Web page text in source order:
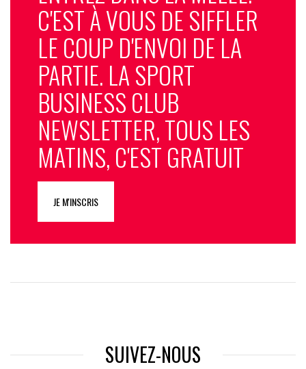
C'EST À VOUS DE SIFFLER
LE COUP D'ENVOI DE LA
PARTIE. LA SPORT
BUSINESS CLUB
NEWSLETTER, TOUS LES
MATINS, C'EST GRATUIT
JE M'INSCRIS
SUIVEZ-NOUS